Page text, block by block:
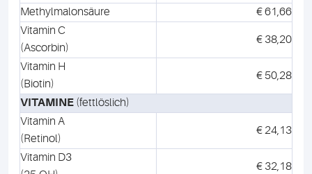
Methylmalonsäure
€ 61,66
Vitamin C
(Ascorbin)
€ 38,20
Vitamin H
(Biotin)
€ 50,28
VITAMINE (fettlöslich)
Vitamin A
(Retinol)
€ 24,13
Vitamin D3
€ 32,18